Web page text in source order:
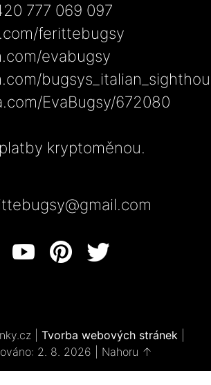
777 069 097
ferittebugsy
evabugsy
EvaBugsy/672080
kryptoměnou.
Tvorba webových stránek
2. 8. 2026
Nahoru ↑